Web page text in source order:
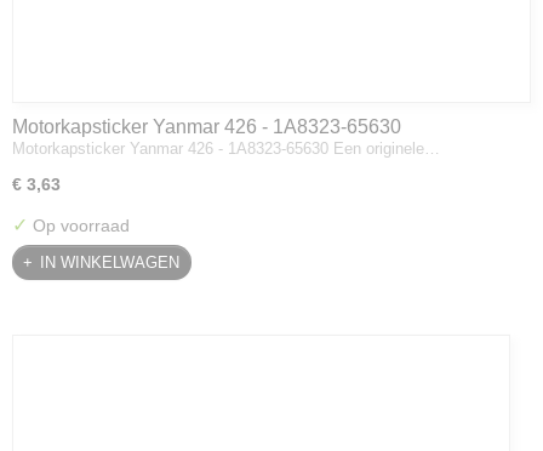
Motorkapsticker Yanmar 426 - 1A8323-65630
Motorkapsticker Yanmar 426 - 1A8323-65630 Een originele…
€ 3,63
✓ Op voorraad
IN WINKELWAGEN